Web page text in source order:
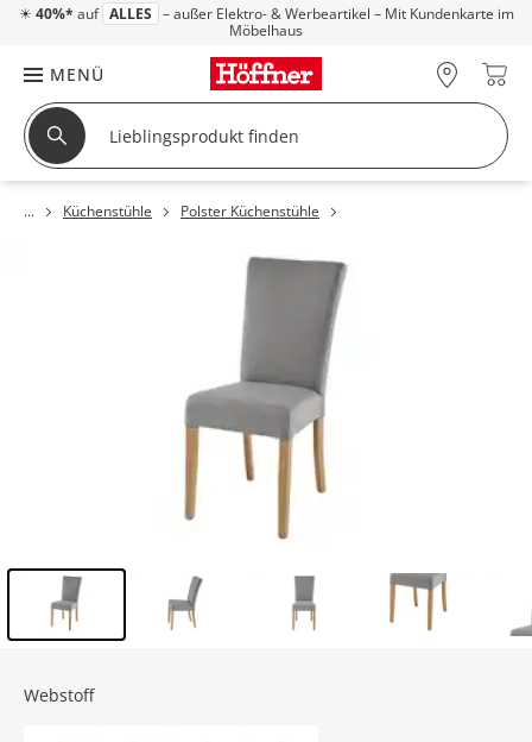
☀ 40%* auf ALLES – außer Elektro- & Werbeartikel – Mit Kundenkarte im
Möbelhaus
MENÜ
Küchenstühle Polster Küchenstühle
Webstoff